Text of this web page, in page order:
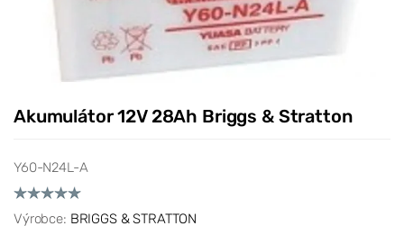
Akumulátor 12V 28Ah Briggs & Stratton
Y60-N24L-A
Výrobce: BRIGGS & STRATTON